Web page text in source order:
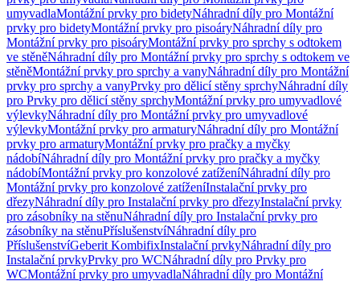
umyvadlaMontážní prvky pro bidetyNáhradní díly pro Montážní
prvky pro bidetyMontážní prvky pro pisoáryNáhradní díly pro
Montážní prvky pro pisoáryMontážní prvky pro sprchy s odtokem
ve stěněNáhradní díly pro Montážní prvky pro sprchy s odtokem ve
stěněMontážní prvky pro sprchy a vanyNáhradní díly pro Montážní
prvky pro sprchy a vanyPrvky pro dělicí stěny sprchyNáhradní díly
pro Prvky pro dělicí stěny sprchyMontážní prvky pro umyvadlové
výlevkyNáhradní díly pro Montážní prvky pro umyvadlové
výlevkyMontážní prvky pro armaturyNáhradní díly pro Montážní
prvky pro armaturyMontážní prvky pro pračky a myčky
nádobíNáhradní díly pro Montážní prvky pro pračky a myčky
nádobíMontážní prvky pro konzolové zatíženíNáhradní díly pro
Montážní prvky pro konzolové zatíženíInstalační prvky pro
dřezyNáhradní díly pro Instalační prvky pro dřezyInstalační prvky
pro zásobníky na stěnuNáhradní díly pro Instalační prvky pro
zásobníky na stěnuPříslušenstvíNáhradní díly pro
PříslušenstvíGeberit KombifixInstalační prvkyNáhradní díly pro
Instalační prvkyPrvky pro WCNáhradní díly pro Prvky pro
WCMontážní prvky pro umyvadlaNáhradní díly pro Montážní